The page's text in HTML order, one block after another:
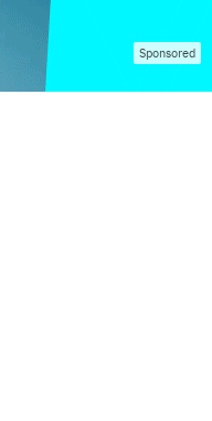
Sponsored